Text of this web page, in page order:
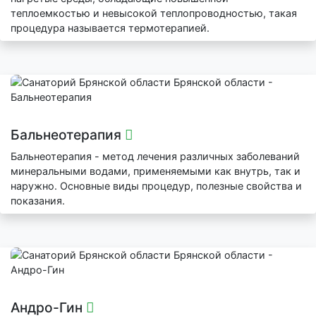
теплоемкостью и невысокой теплопроводностью, такая
процедура называется термотерапией.
Бальнеотерапия
Бальнеотерапия - метод лечения различных заболеваний
минеральными водами, применяемыми как внутрь, так и
наружно. Основные виды процедур, полезные свойства и
показания.
Андро-Гин